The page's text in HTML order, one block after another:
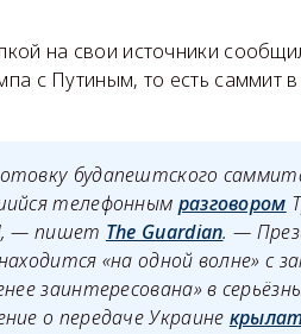
на свои источники
с Путиным, то есть саммит
будапештского
телефонным разговором
— пишет The Guardian. —
«на одной волне» с
заинтересована» в
о передаче Украине